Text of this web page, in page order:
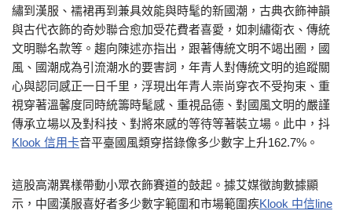
繡到漢服、襦裙再到兼具效能與時髦的新國潮，古典衣飾神韻
與古代衣飾的奇妙聯合愈加受花費者喜愛，如刺繡衛衣、傳統
文明聯名款等。趨向陳述亦指出，跟著傳統文明不竭出圈，國
風、國潮成為引流潮水的要害詞，年青人對傳統文明的追蹤關
心與認同感正一日千里，浮現出年青人崇尚穿衣不受拘束、重
視穿著溫馨度同時統籌時髦感、重視品德、對國風文明的嚴謹
傳承立場以及對科技、對將來感的等待等著裝立場。此中，抖
Klook 信用卡音平臺國風類穿搭錄像多少數字上升162.7%。
這股高潮異樣帶動小眾衣飾賽道的鼓起。據艾媒徵詢數據顯
示，中國漢服喜好者多少數字範圍和市場範圍疾Klook 中信line